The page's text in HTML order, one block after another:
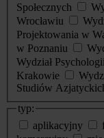
Społecznych
Wrocławiu
Projektowania w
w Poznaniu
Wydział
Krakowie
Studiów
typ:
aplikacyjny